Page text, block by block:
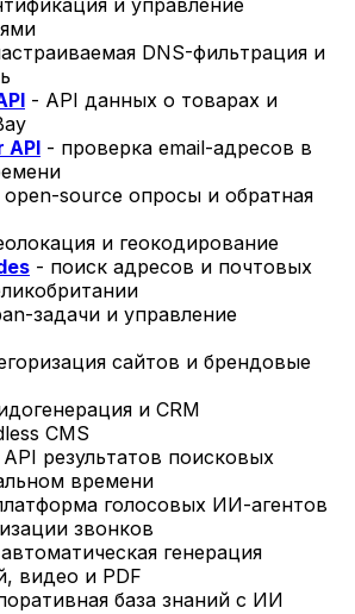
и управление
DNS-фильтрация и
- API данных о товарах и
API - проверка email-адресов в
open-source опросы и обратная
и геокодирование
- поиск адресов и почтовых
задачи и управление
сайтов и брендовые
и CRM
CMS
результатов поисковых
времени
голосовых ИИ-агентов
звонков
генерация
видео и PDF
база знаний с ИИ